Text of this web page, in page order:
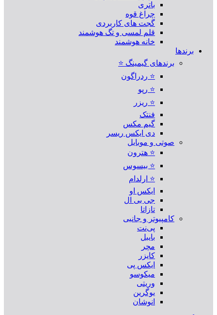
باتری
چراغ قوه
گجت های کاربردی
قلم لمسی و تگ هوشمند
خانه هوشمند
برندها
برندهای گیمینگ ⭐
⭐ ردراگون
⭐ رپو
⭐ ریزر
فنتک
گیم مکس
دی ایکس ریسر
صوتی و موبایل
⭐ هترون
⭐ بیسوس
⭐ ارلدام
ایکس او
جی بی ال
تازاتا
کامپیوتر و جانبی
پی‌نت
بایبل
مچر
کایزر
ایکس پی
میکوسو
وریتی
یوگرین
انوشان